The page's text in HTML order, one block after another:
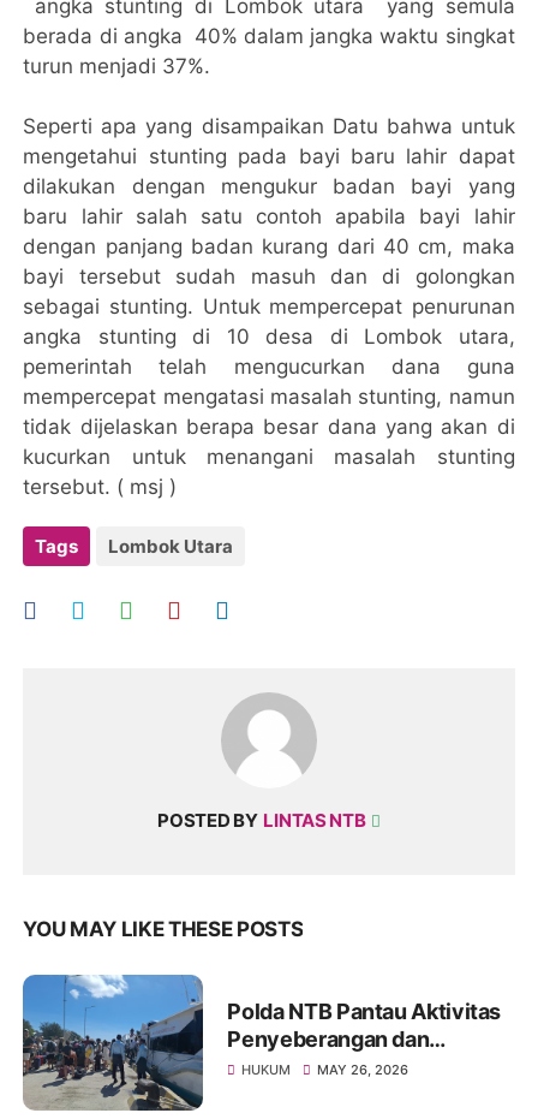
angka stunting di Lombok utara yang semula
berada di angka 40% dalam jangka waktu singkat
turun menjadi 37%.
Seperti apa yang disampaikan Datu bahwa untuk
mengetahui stunting pada bayi baru lahir dapat
dilakukan dengan mengukur badan bayi yang
baru lahir salah satu contoh apabila bayi lahir
dengan panjang badan kurang dari 40 cm, maka
bayi tersebut sudah masuh dan di golongkan
sebagai stunting. Untuk mempercepat penurunan
angka stunting di 10 desa di Lombok utara,
pemerintah telah mengucurkan dana guna
mempercepat mengatasi masalah stunting, namun
tidak dijelaskan berapa besar dana yang akan di
kucurkan untuk menangani masalah stunting
tersebut. ( msj )
Tags Lombok Utara
POSTED BY LINTAS NTB
YOU MAY LIKE THESE POSTS
Polda NTB Pantau Aktivitas
Penyeberangan dan
Penginapan
HUKUM MAY 26, 2026